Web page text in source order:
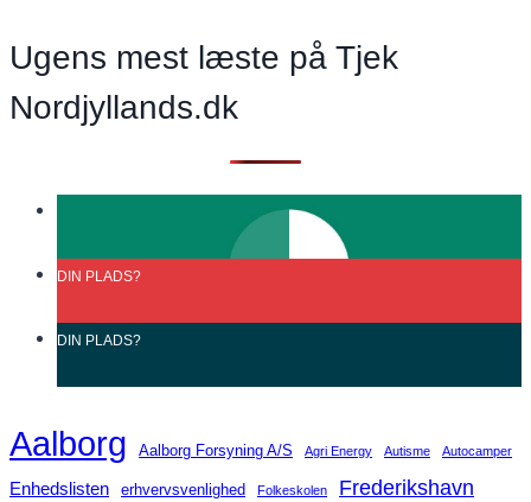
bidrage
Ugens mest læste på Tjek
Nordjyllands.dk
DIN PLADS?
DIN PLADS?
Aalborg Aalborg Forsyning A/S Agri Energy Autisme Autocamper
Enhedslisten erhvervsvenlighed Folkeskolen Frederikshavn